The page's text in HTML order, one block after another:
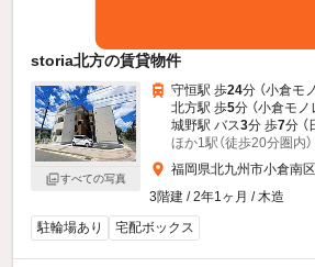
storia北方の賃貸物件
すべての写真
守恒駅 歩24分 （小倉モ
北方駅 歩5分 （小倉モノ
城野駅 バス3分 歩7分 （
ほか1駅（徒歩20分圏内）
福岡県北九州市小倉南
3階建 / 2年1ヶ月 / 木造
駐輪場あり
宅配ボックス